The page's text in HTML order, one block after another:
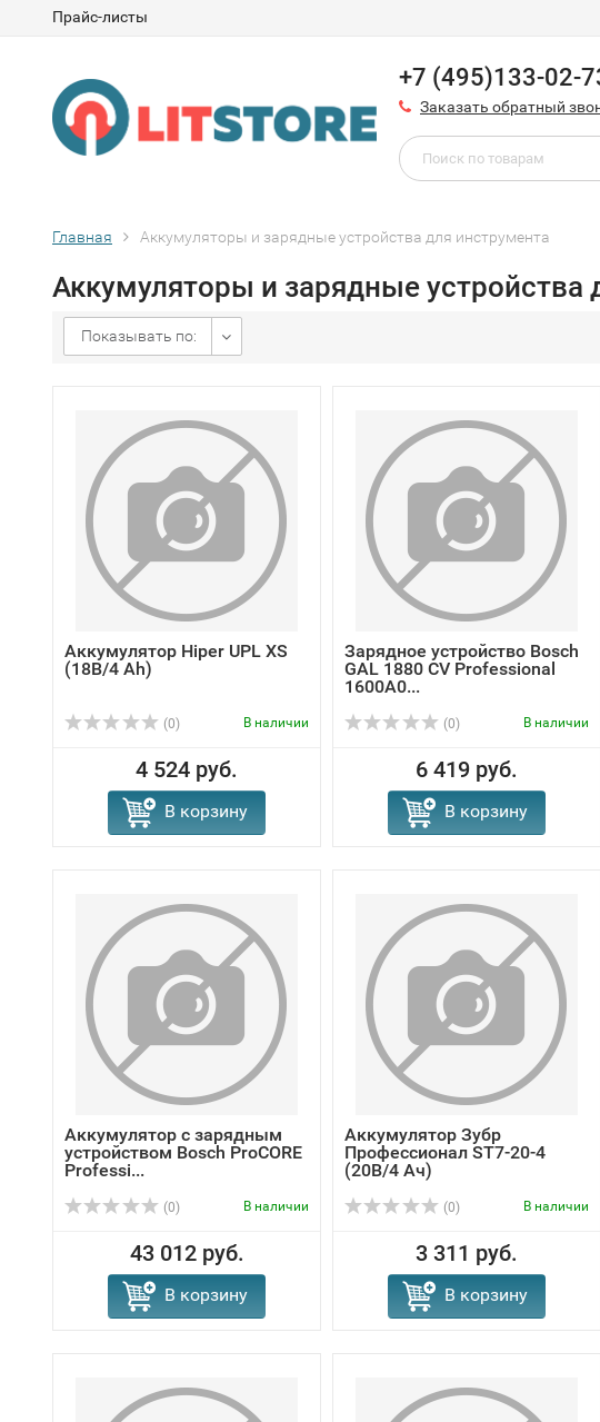
Прайс-листы
+7 (495)133-02-
Заказать обратный
Главная Аккумуляторы и зарядные устройства для инструмента
Аккумуляторы и зарядные устройства
Показывать по:
Аккумулятор Hiper UPL XS
(18В/4 Ah)
(0) В наличии
4 524 руб.
В корзину
Зарядное устройство Bosch
GAL 1880 CV Professional
1600A0...
(0) В наличии
6 419 руб.
В корзину
Аккумулятор с зарядным
устройством Bosch ProCORE
Professi...
(0) В наличии
43 012 руб.
В корзину
Аккумулятор Зубр
Профессионал ST7-20-4
(20В/4 Ач)
(0) В наличии
3 311 руб.
В корзину